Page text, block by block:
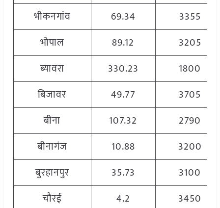
भीकनगांव
69.34
3355
भोपाल
89.12
3205
ब्यावरा
330.23
1800
बिजावर
49.77
3705
बीना
107.32
2790
बीनागंज
10.88
3200
बुरहानपुर
35.73
3100
चौरई
4.2
3450